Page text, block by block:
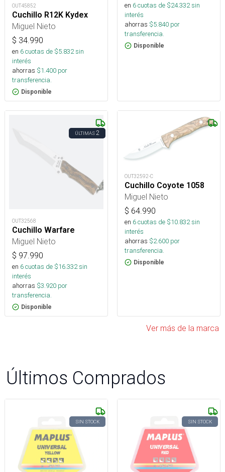
OUT45852
Cuchillo R12K Kydex
Miguel Nieto
$ 34.990
en 6cuotas de $5.832sin
interés
ahorras $1.400 por
transferencia.
Disponible
en 6cuotas de $24.332sin
interés
ahorras $5.840 por
transferencia.
Disponible
ÚLTIMAS2
OUT32568
Cuchillo Warfare
Miguel Nieto
$ 97.990
en 6cuotas de $16.332sin
interés
ahorras $3.920 por
transferencia.
Disponible
OUT32592-C
Cuchillo Coyote 1058
Miguel Nieto
$ 64.990
en 6cuotas de $10.832sin
interés
ahorras $2.600 por
transferencia.
Disponible
Ver más de la marca
Últimos Comprados
SIN STOCK SIN STOCK